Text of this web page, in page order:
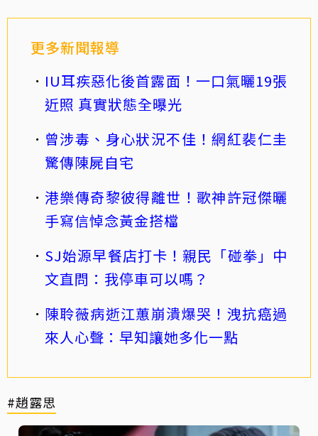
更多新聞報導
IU耳疾惡化後首露面！一口氣曬19張
近照 真實狀態全曝光
曾涉毒、身心狀況不佳！網紅裴仁圭
驚傳陳屍自宅
港樂傳奇黎彼得離世！歌神許冠傑曬
手寫信悼念黃金搭檔
SJ始源早餐店打卡！親民「碰拳」中
文直問：我停車可以嗎？
陳聆薇病逝江蕙崩潰爆哭！洩抗癌過
來人心聲：早知讓她多化一點
#趙露思